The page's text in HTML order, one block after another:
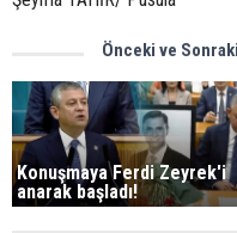
Önceki ve
Konuşmaya Ferdi Zeyrek'i
anarak başladı!